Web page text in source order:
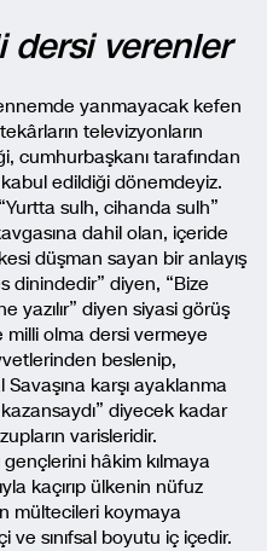
dersi verenler
yanmayacak kefen
televizyonların
cumhurbaşkanı tarafından
edildiği dönemdeyiz.
sulh, cihanda sulh”
dahil olan, içeride
düşman sayan bir anlayış
dinindedir” diyen, “Bize
yazılır” diyen siyasi görüş
milli olma dersi vermeye
beslenip,
karşı ayaklanma
kazansaydı” diyecek kadar
varisleridir.
hâkim kılmaya
kaçırıp ülkenin nüfuz
mültecileri koymaya
ve sınıfsal boyutu iç içedir.